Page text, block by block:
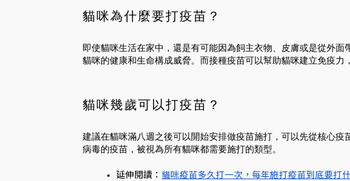
貓咪為什麼要打疫苗？
即使貓咪生活在家中，還是有可能因為飼主衣物、皮膚或是從外
貓咪的健康和生命構成威脅。而接種疫苗可以幫助貓咪建立免疫力
貓咪幾歲可以打疫苗？
建議在貓咪滿八週之後可以開始安排做疫苗施打，可以先從核心
病毒的疫苗，被視為所有貓咪都需要施打的類型。
延伸閱讀： 貓咪疫苗多久打一次，每年施打疫苗到底要打